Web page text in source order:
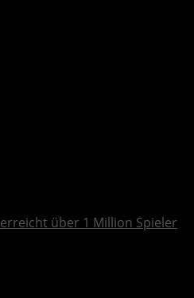
erreicht über 1 Million Spieler